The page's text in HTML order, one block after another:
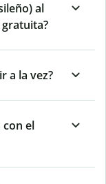
al
a la vez?
con el